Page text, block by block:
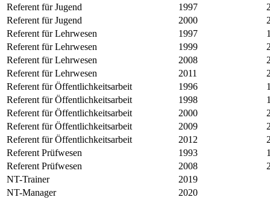
Referent für Jugend
1997
Referent für Jugend
2000
Referent für Lehrwesen
1997
Referent für Lehrwesen
1999
Referent für Lehrwesen
2008
Referent für Lehrwesen
2011
Referent für Öffentlichkeitsarbeit
1996
Referent für Öffentlichkeitsarbeit
1998
Referent für Öffentlichkeitsarbeit
2000
Referent für Öffentlichkeitsarbeit
2009
Referent für Öffentlichkeitsarbeit
2012
Referent Prüfwesen
1993
Referent Prüfwesen
2008
NT-Trainer
2019
NT-Manager
2020